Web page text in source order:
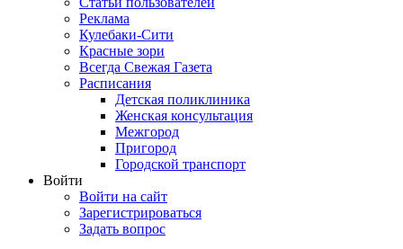
Реклама
Кулебаки-Сити
Красные зори
Всегда Свежая Газета
Расписания
Детская поликлиника
Женская консультация
Межгород
Пригород
Городской транспорт
Войти
Войти на сайт
Зарегистрироваться
Задать вопрос